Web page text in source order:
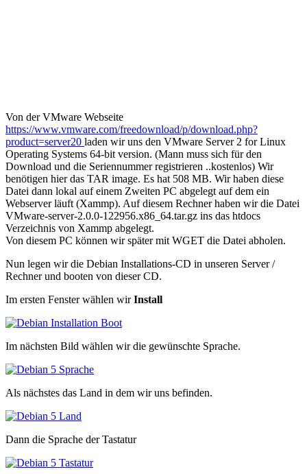
Von der VMware Webseite
https://www.vmware.com/freedownload/p/download.php?
product=server20 laden wir uns den VMware Server 2 for Linux
Operating Systems 64-bit version. (Mann muss sich für den
Download und die Seriennummer registrieren ..kostenlos) Wir
benötigen hier das TAR image. Es hat 508 MB. Wir haben diese
Datei dann lokal auf einem Zweiten PC abgelegt auf dem ein
Webserver läuft (Xammp). Auf diesem Rechner haben wir die Datei
VMware-server-2.0.0-122956.x86_64.tar.gz ins das htdocs
Verzeichnis von Xammp abgelegt.
Von diesem PC können wir später mit WGET die Datei abholen.
Nun legen wir die Debian Installations-CD in unseren Server /
Rechner und booten von dieser CD.
Im ersten Fenster wählen wirInstall
Im nächsten Bild wählen wir die gewünschte Sprache.
Als nächstes das Land in dem wir uns befinden.
Dann die Sprache der Tastatur